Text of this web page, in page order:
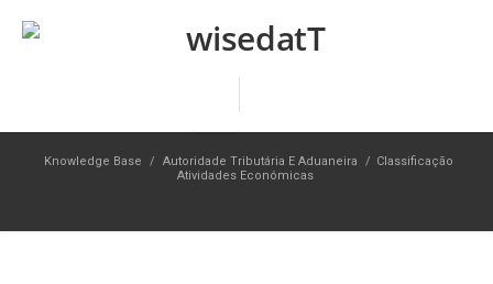
Knowledge Base / Autoridade Tributária E Aduaneira / Classificação
Atividades Económicas